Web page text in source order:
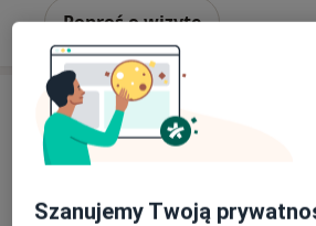
Poproś o wizytę
Szanujemy Twoją